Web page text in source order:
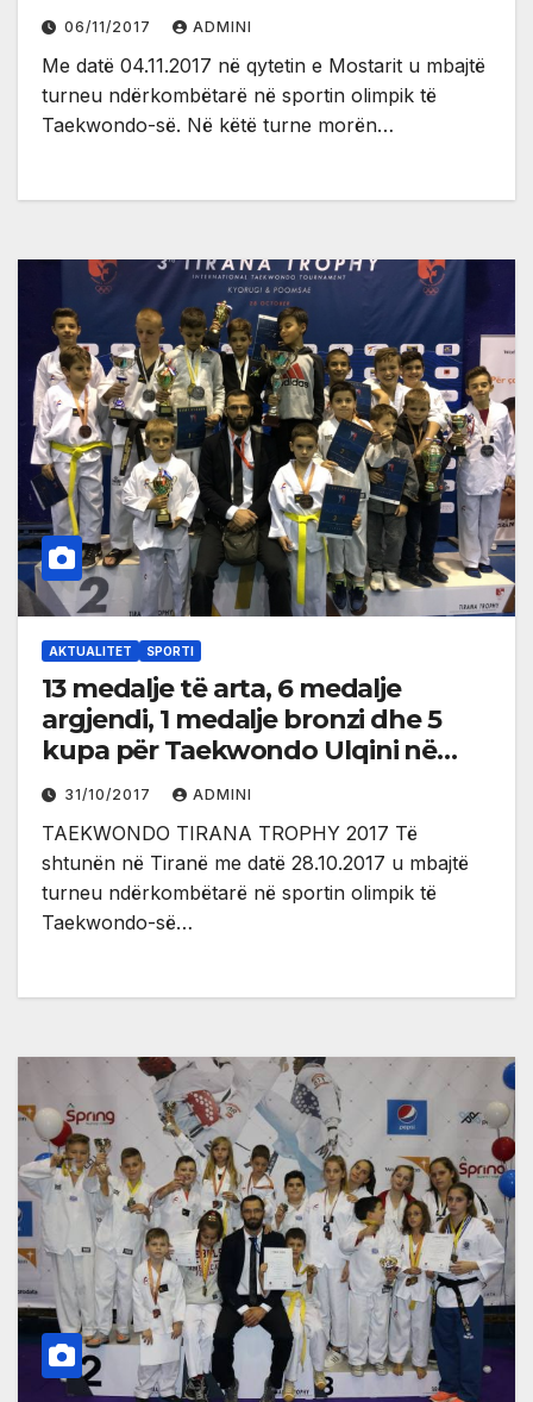
06/11/2017 ADMINI
Me datë 04.11.2017 në qytetin e Mostarit u mbajtë
turneu ndërkombëtarë në sportin olimpik të
Taekwondo-së. Në këtë turne morën…
AKTUALITET SPORTI
13 medalje të arta, 6 medalje
argjendi, 1 medalje bronzi dhe 5
kupa për Taekwondo Ulqini në
turneun e Tiranës
31/10/2017 ADMINI
TAEKWONDO TIRANA TROPHY 2017 Të
shtunën në Tiranë me datë 28.10.2017 u mbajtë
turneu ndërkombëtarë në sportin olimpik të
Taekwondo-së…